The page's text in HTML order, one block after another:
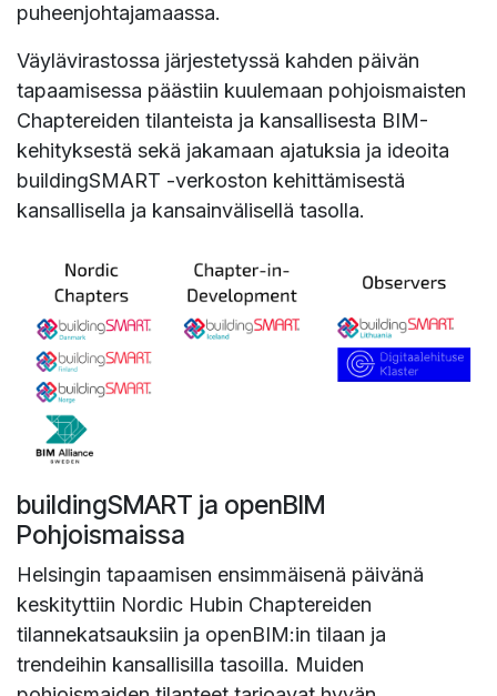
puheenjohtajamaassa.
Väylävirastossa järjestetyssä kahden päivän
tapaamisessa päästiin kuulemaan pohjoismaisten
Chaptereiden tilanteista ja kansallisesta BIM-
kehityksestä sekä jakamaan ajatuksia ja ideoita
buildingSMART -verkoston kehittämisestä
kansallisella ja kansainvälisellä tasolla.
buildingSMART ja openBIM
Pohjoismaissa
Helsingin tapaamisen ensimmäisenä päivänä
keskityttiin Nordic Hubin Chaptereiden
tilannekatsauksiin ja openBIM:in tilaan ja
trendeihin kansallisilla tasoilla. Muiden